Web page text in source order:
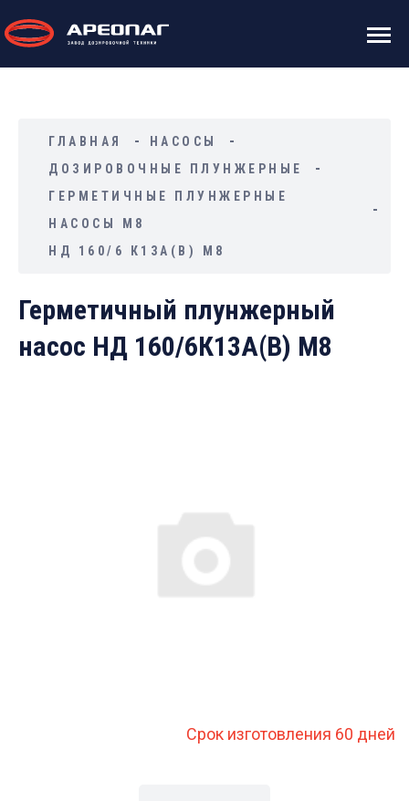
ГЛАВНАЯ
НАСОСЫ
ДОЗИРОВОЧНЫЕ ПЛУНЖЕРНЫЕ
ГЕРМЕТИЧНЫЕ ПЛУНЖЕРНЫЕ
НАСОСЫ М8
НД 160/6 К13А(В) М8
Герметичный плунжерный
насос НД 160/6К13А(В) М8
Срок изготовления 60 дней